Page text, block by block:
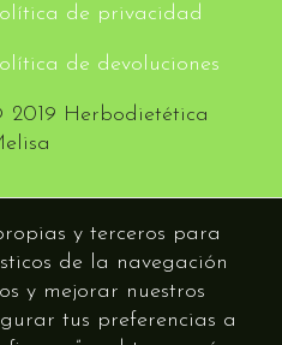
de privacidad
de devoluciones
2019 Herbodietética
y terceros para
de la navegación
y mejorar nuestros
tus preferencias a